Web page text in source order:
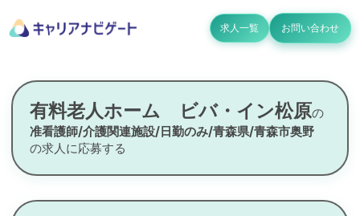
求人一覧 お問い合わせ
有料老人ホーム ビバ・イン松原の
准看護師/介護関連施設/日勤のみ/青森県/青森市奥野
の求人に応募する